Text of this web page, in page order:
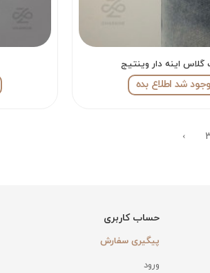
گلاس اینه دار وینتیج
شد اطلاع بده
›
حساب کاربری
پیگیری سفارش
ورود